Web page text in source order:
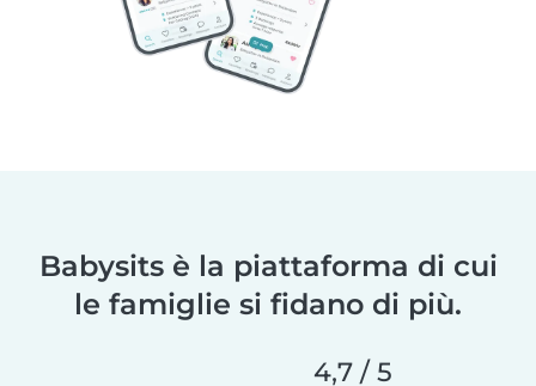
Babysits è la piattaforma di cui
le famiglie si fidano di più.
4,7 / 5